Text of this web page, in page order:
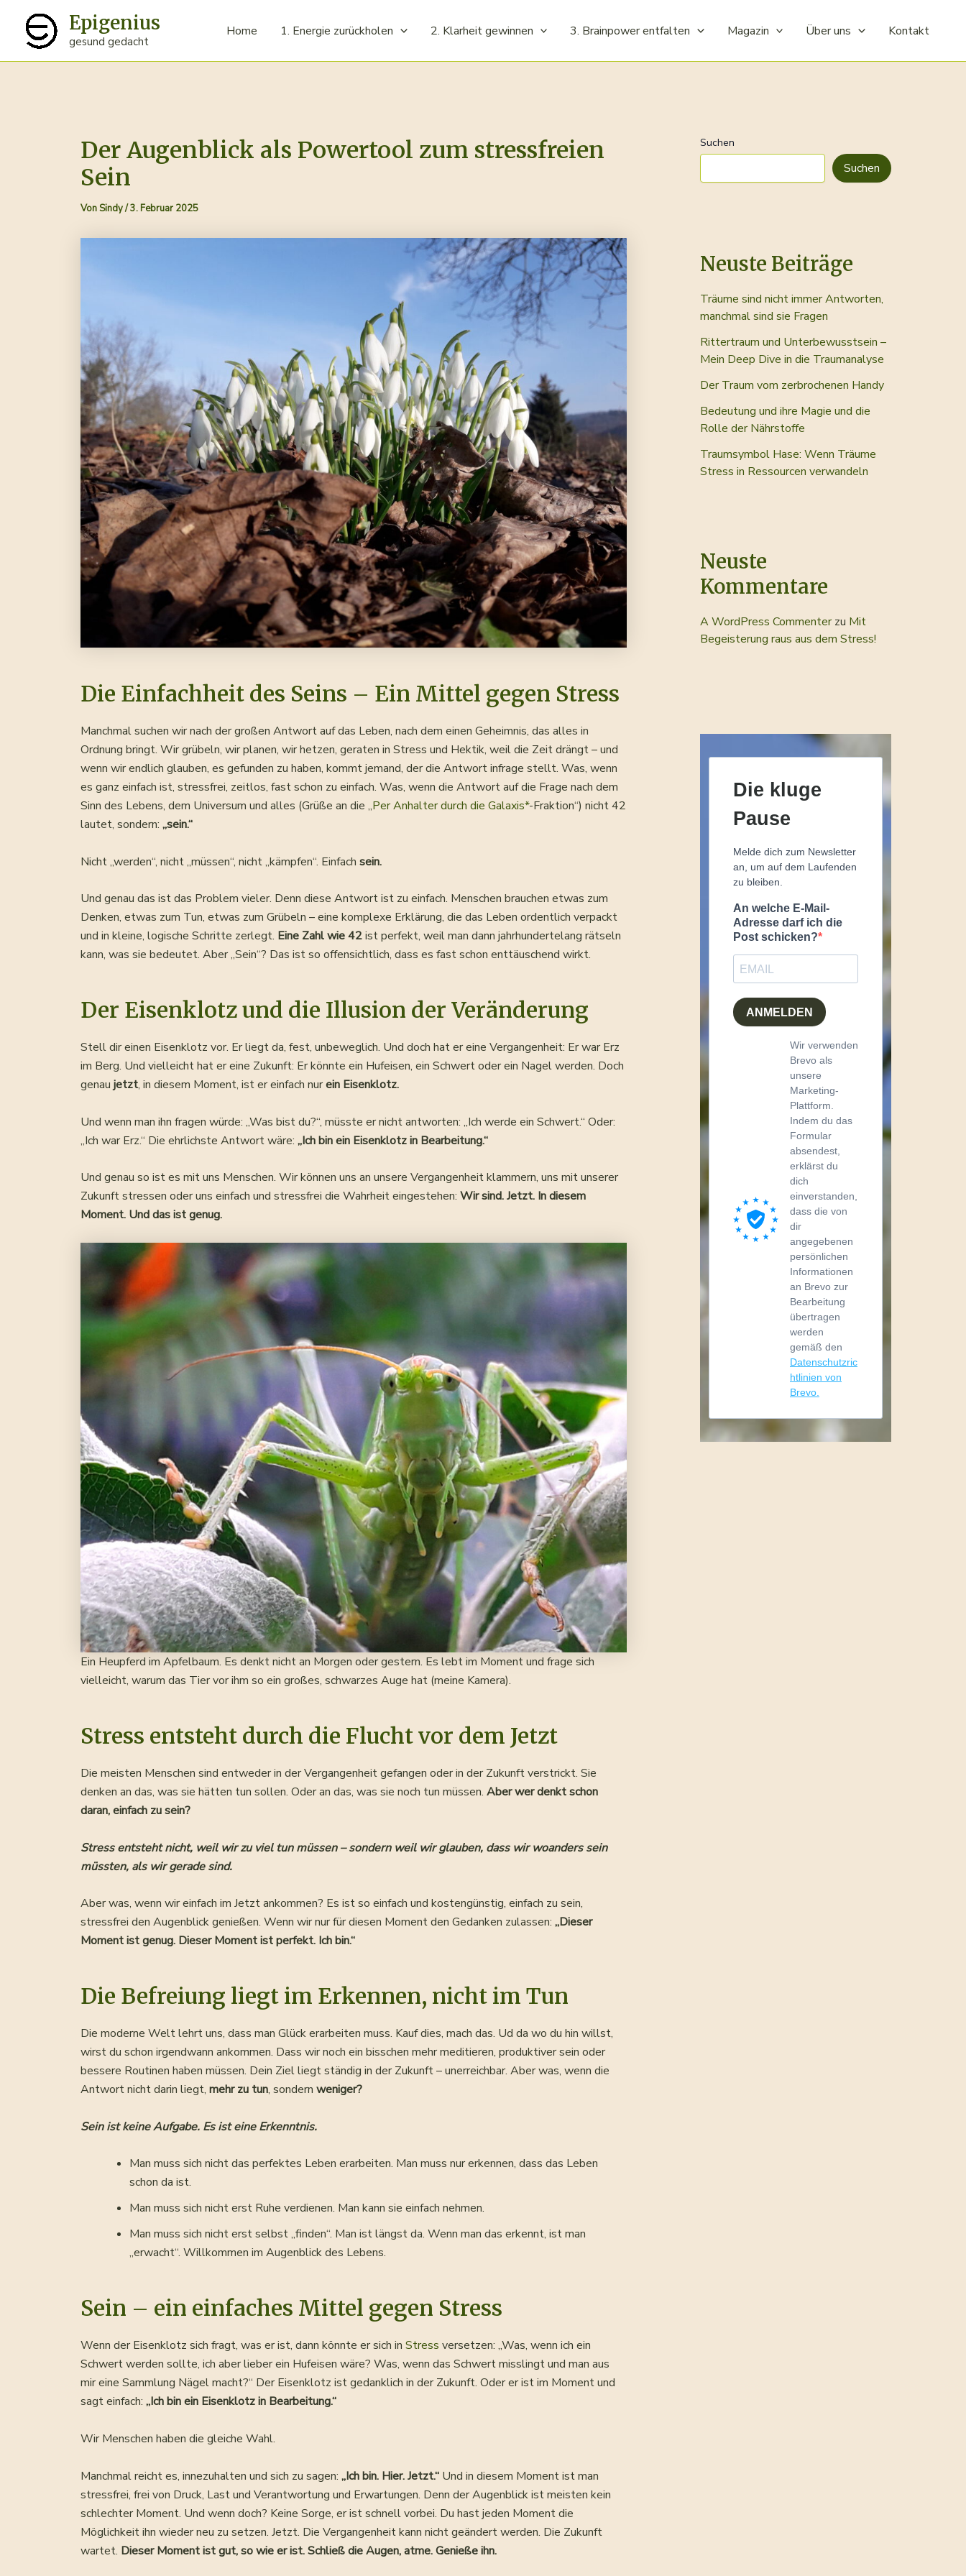
Inhalt
springen
Epigenius
gesund gedacht
Home 1. Energie zurückholen 2. Klarheit gewinnen 3. Brainpower entfalten Magazin Über uns Kontakt
Der Augenblick als Powertool zum stressfreien
Sein
VonSindy/3. Februar 2025
Die Einfachheit des Seins – Ein Mittel gegen Stress
Manchmal suchen wir nach der großen Antwort auf das Leben, nach dem einen Geheimnis, das alles in
Ordnung bringt. Wir grübeln, wir planen, wir hetzen, geraten in Stress und Hektik, weil die Zeit drängt – und
wenn wir endlich glauben, es gefunden zu haben, kommt jemand, der die Antwort infrage stellt. Was, wenn
es ganz einfach ist, stressfrei, zeitlos, fast schon zu einfach. Was, wenn die Antwort auf die Frage nach dem
Sinn des Lebens, dem Universum und alles (Grüße an die „Per Anhalter durch die Galaxis*-Fraktion“) nicht 42
lautet, sondern: „sein.“
Nicht „werden“, nicht „müssen“, nicht „kämpfen“. Einfach sein.
Und genau das ist das Problem vieler. Denn diese Antwort ist zu einfach. Menschen brauchen etwas zum
Denken, etwas zum Tun, etwas zum Grübeln – eine komplexe Erklärung, die das Leben ordentlich verpackt
und in kleine, logische Schritte zerlegt. Eine Zahl wie 42ist perfekt, weil man dann jahrhundertelang rätseln
kann, was sie bedeutet. Aber „Sein“? Das ist so offensichtlich, dass es fast schon enttäuschend wirkt.
Der Eisenklotz und die Illusion der Veränderung
Stell dir einen Eisenklotz vor. Er liegt da, fest, unbeweglich. Und doch hat er eine Vergangenheit: Er war Erz
im Berg. Und vielleicht hat er eine Zukunft: Er könnte ein Hufeisen, ein Schwert oder ein Nagel werden. Doch
genau jetzt, in diesem Moment, ist er einfach nurein Eisenklotz.
Und wenn man ihn fragen würde: „Was bist du?“, müsste er nicht antworten: „Ich werde ein Schwert.“ Oder:
„Ich war Erz.“ Die ehrlichste Antwort wäre: „Ich bin ein Eisenklotz in Bearbeitung.“
Und genau so ist es mit uns Menschen. Wir können uns an unsere Vergangenheit klammern, uns mit unserer
Zukunft stressen oder uns einfach und stressfrei die Wahrheit eingestehen: Wir sind. Jetzt. In diesem
Moment. Und das ist genug.
Ein Heupferd im Apfelbaum. Es denkt nicht an Morgen oder gestern. Es lebt im Moment und frage sich
vielleicht, warum das Tier vor ihm so ein großes, schwarzes Auge hat (meine Kamera).
Stress entsteht durch die Flucht vor dem Jetzt
Die meisten Menschen sind entweder in der Vergangenheit gefangen oder in der Zukunft verstrickt. Sie
denken an das, was sie hätten tun sollen. Oder an das, was sie noch tun müssen. Aber wer denkt schon
daran, einfach zu sein?
Stress entsteht nicht, weil wir zu viel tun müssen – sondern weil wir glauben, dass wir woanders sein
müssten, als wir gerade sind.
Aber was, wenn wir einfach im Jetzt ankommen? Es ist so einfach und kostengünstig, einfach zu sein,
stressfrei den Augenblick genießen. Wenn wir nur für diesen Moment den Gedanken zulassen: „Dieser
Moment ist genug. Dieser Moment ist perfekt. Ich bin.“
Die Befreiung liegt im Erkennen, nicht im Tun
Die moderne Welt lehrt uns, dass man Glück erarbeiten muss. Kauf dies, mach das. Ud da wo du hin willst,
wirst du schon irgendwann ankommen. Dass wir noch ein bisschen mehr meditieren, produktiver sein oder
bessere Routinen haben müssen. Dein Ziel liegt ständig in der Zukunft – unerreichbar. Aber was, wenn die
Antwort nicht darin liegt, mehr zu tun, sondern weniger?
Sein ist keine Aufgabe. Es ist eine Erkenntnis.
Man muss sich nicht das perfektes Leben erarbeiten. Man muss nur erkennen, dass das Leben
schon da ist.
Man muss sich nicht erst Ruhe verdienen. Man kann sie einfach nehmen.
Man muss sich nicht erst selbst „finden“. Man ist längst da. Wenn man das erkennt, ist man
„erwacht“. Willkommen im Augenblick des Lebens.
Sein – ein einfaches Mittel gegen Stress
Wenn der Eisenklotz sich fragt, was er ist, dann könnte er sich in Stress versetzen: „Was, wenn ich ein
Schwert werden sollte, ich aber lieber ein Hufeisen wäre? Was, wenn das Schwert misslingt und man aus
mir eine Sammlung Nägel macht?“ Der Eisenklotz ist gedanklich in der Zukunft. Oder er ist im Moment und
sagt einfach: „Ich bin ein Eisenklotz in Bearbeitung.“
Wir Menschen haben die gleiche Wahl.
Manchmal reicht es, innezuhalten und sich zu sagen: „Ich bin. Hier. Jetzt.“ Und in diesem Moment ist man
stressfrei, frei von Druck, Last und Verantwortung und Erwartungen. Denn der Augenblick ist meisten kein
schlechter Moment. Und wenn doch? Keine Sorge, er ist schnell vorbei. Du hast jeden Moment die
Möglichkeit ihn wieder neu zu setzen. Jetzt. Die Vergangenheit kann nicht geändert werden. Die Zukunft
wartet. Dieser Moment ist gut, so wie er ist. Schließ die Augen, atme. Genieße ihn.
Suchen
Suchen
Neuste Beiträge
Träume sind nicht immer Antworten,
manchmal sind sie Fragen
Rittertraum und Unterbewusstsein –
Mein Deep Dive in die Traumanalyse
Der Traum vom zerbrochenen Handy
Bedeutung und ihre Magie und die
Rolle der Nährstoffe
Traumsymbol Hase: Wenn Träume
Stress in Ressourcen verwandeln
Neuste
Kommentare
A WordPress Commenterzu Mit
Begeisterung raus aus dem Stress!
Die kluge
Pause
Melde dich zum Newsletter
an, um auf dem Laufenden
zu bleiben.
An welche E-Mail-
Adresse darf ich die
Post schicken?
ANMELDEN
Wir verwenden
Brevo als
unsere
Marketing-
Plattform.
Indem du das
Formular
absendest,
erklärst du
dich
einverstanden,
dass die von
dir
angegebenen
persönlichen
Informationen
an Brevo zur
Bearbeitung
übertragen
werden
gemäß den
Datenschutzric
htlinien von
Brevo.